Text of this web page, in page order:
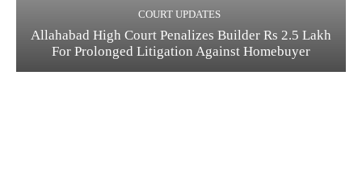
COURT UPDATES
Allahabad High Court Penalizes Builder Rs 2.5 Lakh
For Prolonged Litigation Against Homebuyer